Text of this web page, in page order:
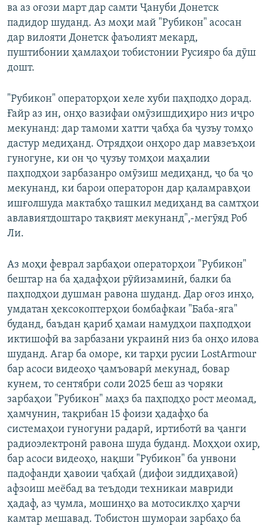
ва аз оғози март дар самти Ҷануби Донетск
падидор шуданд. Аз моҳи май "Рубикон" асосан
дар вилояти Донетск фаъолият мекард,
пуштибонии ҳамлаҳои тобистонии Русияро ба дӯш
дошт.
"Рубикон" операторҳои хеле хуби паҳподҳо дорад.
Ғайр аз ин, онҳо вазифаи омӯзишдиҳиро низ иҷро
мекунанд: дар тамоми хатти ҷабҳа ба ҷузъу томҳо
дастур медиҳанд. Отрядҳои онҳоро дар мавзеъҳои
гуногуне, ки он ҷо ҷузъу томҳои маҳалии
паҳподҳои зарбазанро омӯзиш медиҳанд, ҷо ба ҷо
мекунанд, ки барои операторон дар қаламравҳои
ишғолшуда мактабҳо ташкил медиҳанд ва самтҳои
авлавиятдоштаро тақвият мекунанд",-мегӯяд Роб
Ли.
Аз моҳи феврал зарбаҳои операторҳои "Рубикон"
бештар на ба ҳадафҳои рӯйизаминӣ, балки ба
паҳподҳои душман равона шуданд. Дар оғоз инҳо,
умдатан ҳексокоптерҳои бомбафкаи "Баба-яга"
буданд, баъдан қариб ҳамаи намудҳои паҳподҳои
иктишофӣ ва зарбазани украинӣ низ ба онҳо илова
шуданд. Агар ба оморе, ки тарҳи русии LostArmour
бар асоси видеоҳо ҷамъоварӣ мекунад, бовар
кунем, то сентябри соли 2025 беш аз чоряки
зарбаҳои "Рубикон" маҳз ба паҳподҳо рост меомад,
ҳамчунин, тақрибан 15 фоизи ҳадафҳо ба
системаҳои гуногуни радарӣ, иртиботӣ ва ҷанги
радиоэлектронӣ равона шуда буданд. Моҳҳои охир,
бар асоси видеоҳо, нақши "Рубикон" ба унвони
падофанди ҳавоии ҷабҳаӣ (дифои зиддиҳавоӣ)
афзоиш меёбад ва теъдоди техникаи мавриди
ҳадаф, аз ҷумла, мошинҳо ва мотосиклҳо ҳарчи
камтар мешавад. Тобистон шумораи зарбаҳо ба